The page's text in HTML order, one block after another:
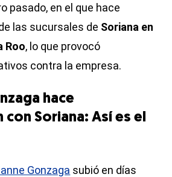
pasado, en el que hace
las sucursales de Soriana en
Roo, lo que provocó
contra la empresa.
hace
Soriana: Así es el
Gonzaga subió en días